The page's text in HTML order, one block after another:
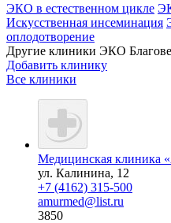
ЭКО в естественном цикле
Искусственная инсеминация
оплодотворение
Другие клиники ЭКО
Добавить клинику
Все клиники
Медицинская клиника
ул. Калинина, 12
+7 (4162) 315-500
amurmed@list.ru
3850